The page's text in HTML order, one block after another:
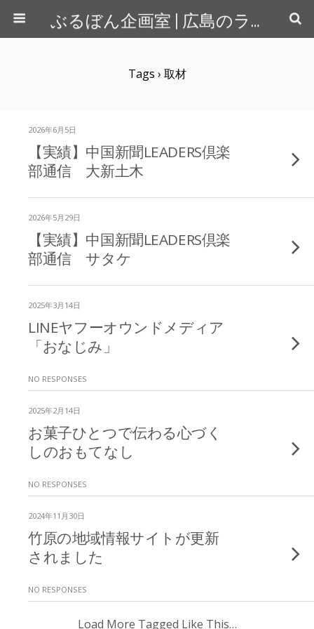
ぶるぼん企画室 | 広島のライター＆カメラマン
Tags › 取材
2026年6月5日
【実績】中国新聞LEADERS倶楽
部通信 大新土木
2026年5月29日
【実績】中国新聞LEADERS倶楽
部通信 サタケ
2025年3月14日
LINEヤフーオウンドメディア
「おなじみ」
NO RESPONSES
2025年2月14日
お菓子ひとつで伝わる心づく
しのおもてなし
NO RESPONSES
2024年11月30日
竹原の地域情報サイトが更新
されました
NO RESPONSES
Load More Tagged Like This…